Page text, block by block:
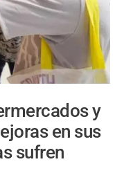
y
en sus
sufren